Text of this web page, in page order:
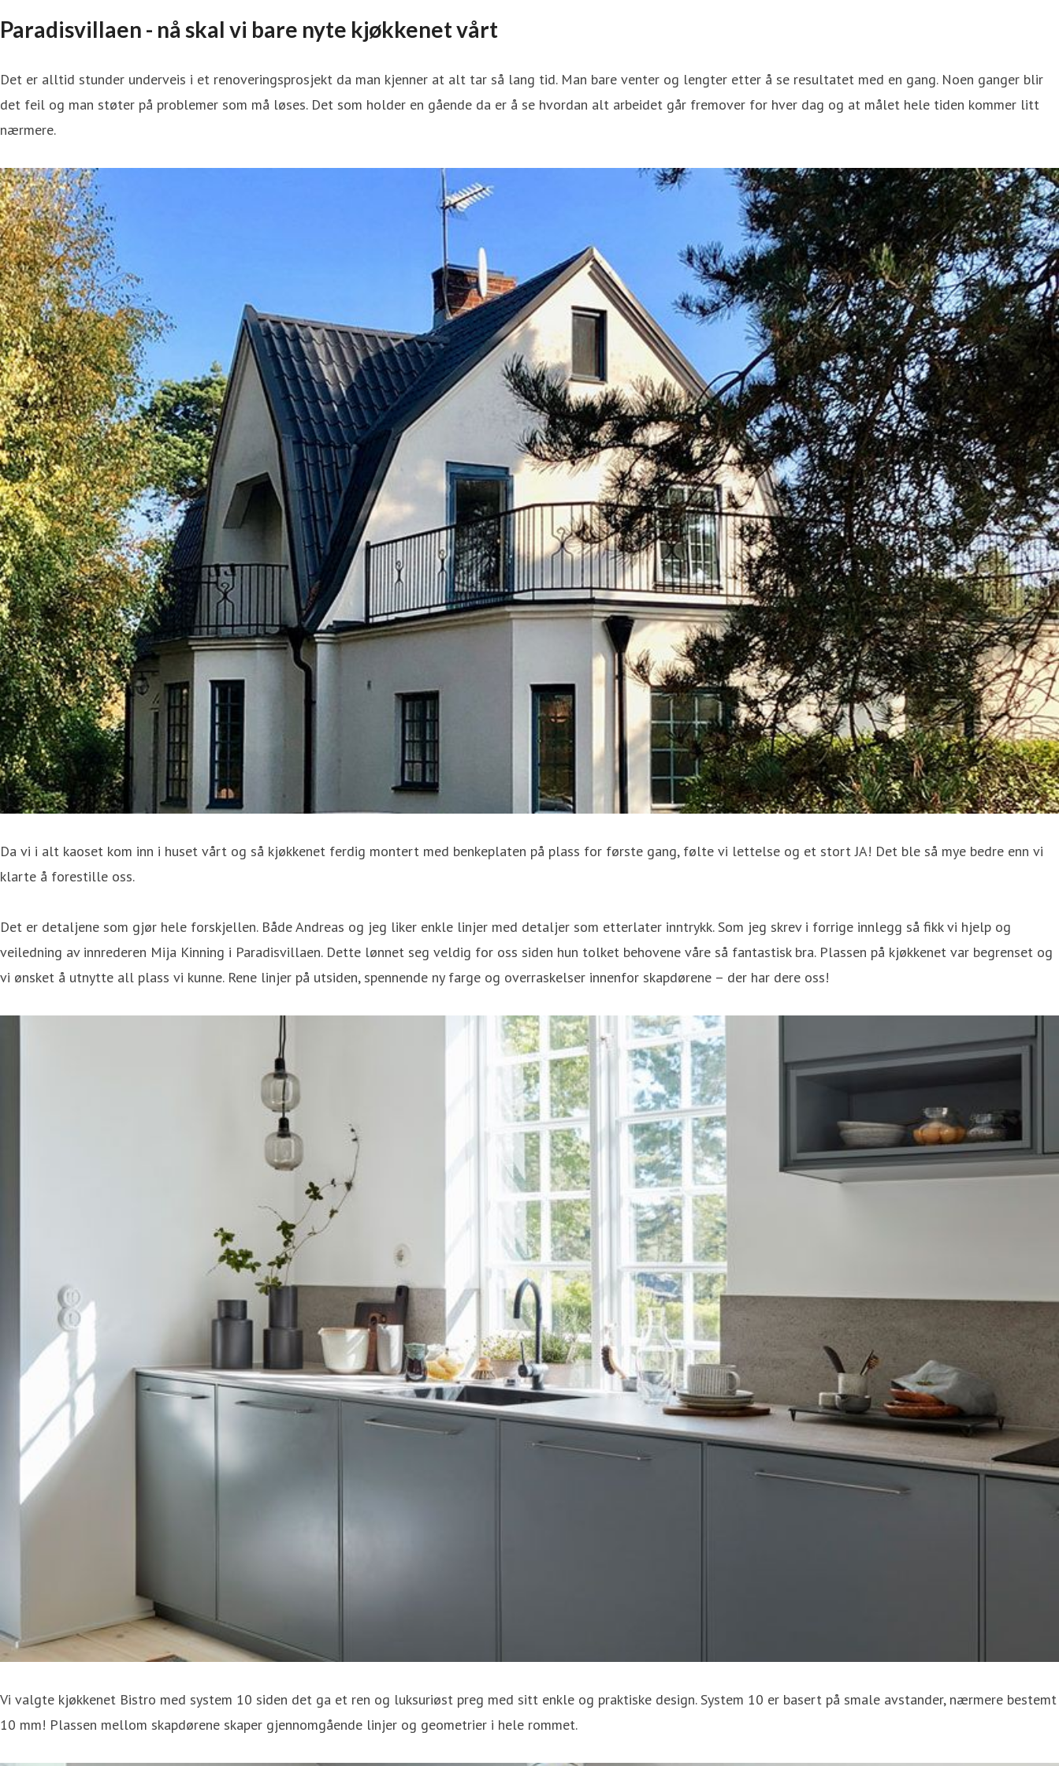
Paradisvillaen - nå skal vi bare nyte kjøkkenet vårt
Det er alltid stunder underveis i et renoveringsprosjekt da man kjenner at alt tar så lang tid. Man bare venter og lengter etter å se resultatet med en gang. Noen ganger blir
det feil og man støter på problemer som må løses. Det som holder en gående da er å se hvordan alt arbeidet går fremover for hver dag og at målet hele tiden kommer litt
nærmere.
Da vi i alt kaoset kom inn i huset vårt og så kjøkkenet ferdig montert med benkeplaten på plass for første gang, følte vi lettelse og et stort JA! Det ble så mye bedre enn vi
klarte å forestille oss.
Det er detaljene som gjør hele forskjellen. Både Andreas og jeg liker enkle linjer med detaljer som etterlater inntrykk. Som jeg skrev i forrige innlegg så fikk vi hjelp og
veiledning av innrederen Mija Kinning i Paradisvillaen. Dette lønnet seg veldig for oss siden hun tolket behovene våre så fantastisk bra. Plassen på kjøkkenet var begrenset og
vi ønsket å utnytte all plass vi kunne. Rene linjer på utsiden, spennende ny farge og overraskelser innenfor skapdørene – der har dere oss!
Vi valgte kjøkkenet Bistro med system 10 siden det ga et ren og luksuriøst preg med sitt enkle og praktiske design. System 10 er basert på smale avstander, nærmere bestemt
10 mm! Plassen mellom skapdørene skaper gjennomgående linjer og geometrier i hele rommet.